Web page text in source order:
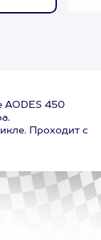
AODES 450
Проходит с